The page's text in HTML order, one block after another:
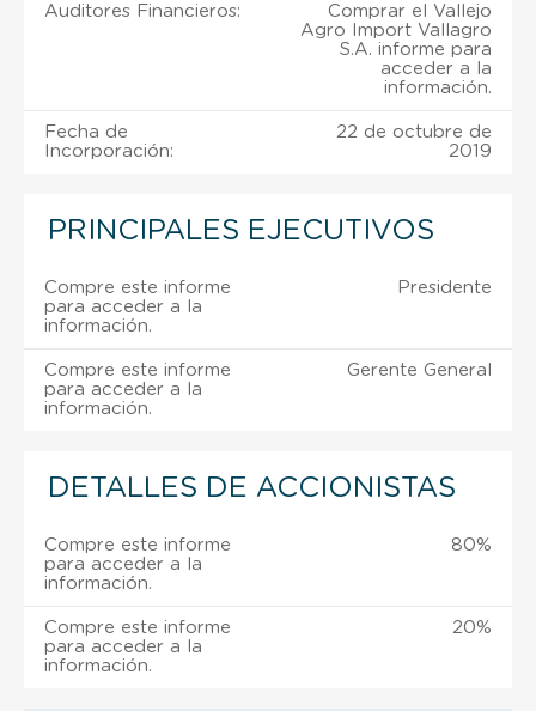
Auditores Financieros:
Comprar el Vallejo
Agro Import Vallagro
S.A. informe para
acceder a la
información.
Fecha de
Incorporación:
22 de octubre de
2019
PRINCIPALES EJECUTIVOS
Compre este informe
para acceder a la
información.
Presidente
Compre este informe
para acceder a la
información.
Gerente General
DETALLES DE ACCIONISTAS
Compre este informe
para acceder a la
información.
80%
Compre este informe
para acceder a la
información.
20%